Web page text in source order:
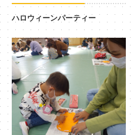
ハロウィーンパーティー